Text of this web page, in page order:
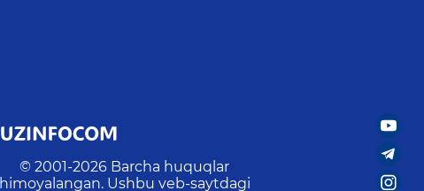
© 2001-2026 Barcha huquqlar
himoyalangan. Ushbu veb-saytdagi